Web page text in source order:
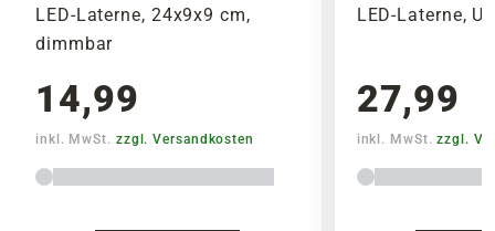
LED-Laterne, 24x9x9 cm,
dimmbar
14,99
inkl. MwSt. zzgl. Versandkosten
LED-Laterne,
27,99
inkl. MwSt.zzgl.